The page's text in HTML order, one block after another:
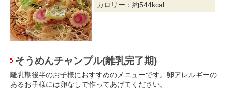
カロリー：約544kcal
そうめんチャンプル(離乳完了期)
離乳期後半のお子様におすすめのメニューです。 卵アレルギーの
あるお子様には卵なしで作ってあげてください。